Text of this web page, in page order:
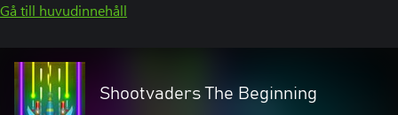
Gå till huvudinnehåll
Shootvaders The Beginning